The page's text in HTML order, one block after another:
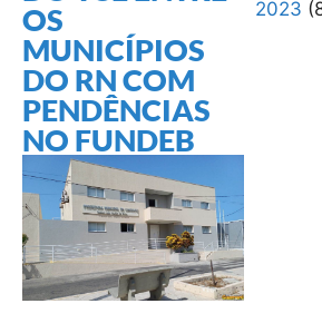
OS
MUNICÍPIOS
DO RN COM
PENDÊNCIAS
NO FUNDEB
2023